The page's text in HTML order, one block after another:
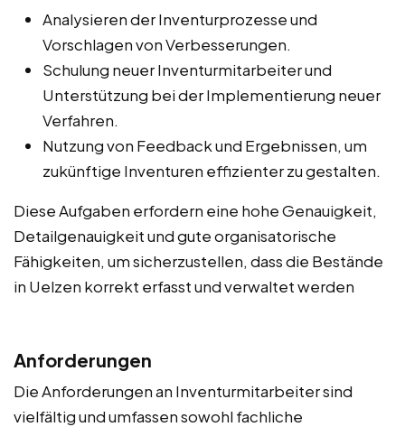
Analysieren der Inventurprozesse und
Vorschlagen von Verbesserungen.
Schulung neuer Inventurmitarbeiter und
Unterstützung bei der Implementierung neuer
Verfahren.
Nutzung von Feedback und Ergebnissen, um
zukünftige Inventuren effizienter zu gestalten.
Diese Aufgaben erfordern eine hohe Genauigkeit,
Detailgenauigkeit und gute organisatorische
Fähigkeiten, um sicherzustellen, dass die Bestände
in Uelzen korrekt erfasst und verwaltet werden
Anforderungen
Die Anforderungen an Inventurmitarbeiter sind
vielfältig und umfassen sowohl fachliche